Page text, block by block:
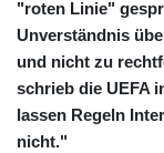
"roten Linie"
Unverständnis
und nicht zu
schrieb die UEFA
lassen Regeln
nicht."